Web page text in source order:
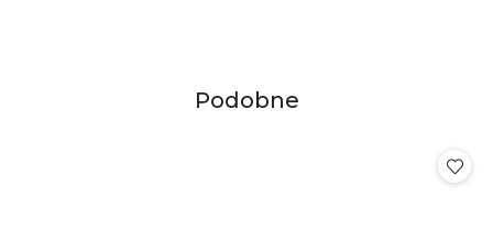
Pomiń karuzelę produktów
Produkty
Podobne